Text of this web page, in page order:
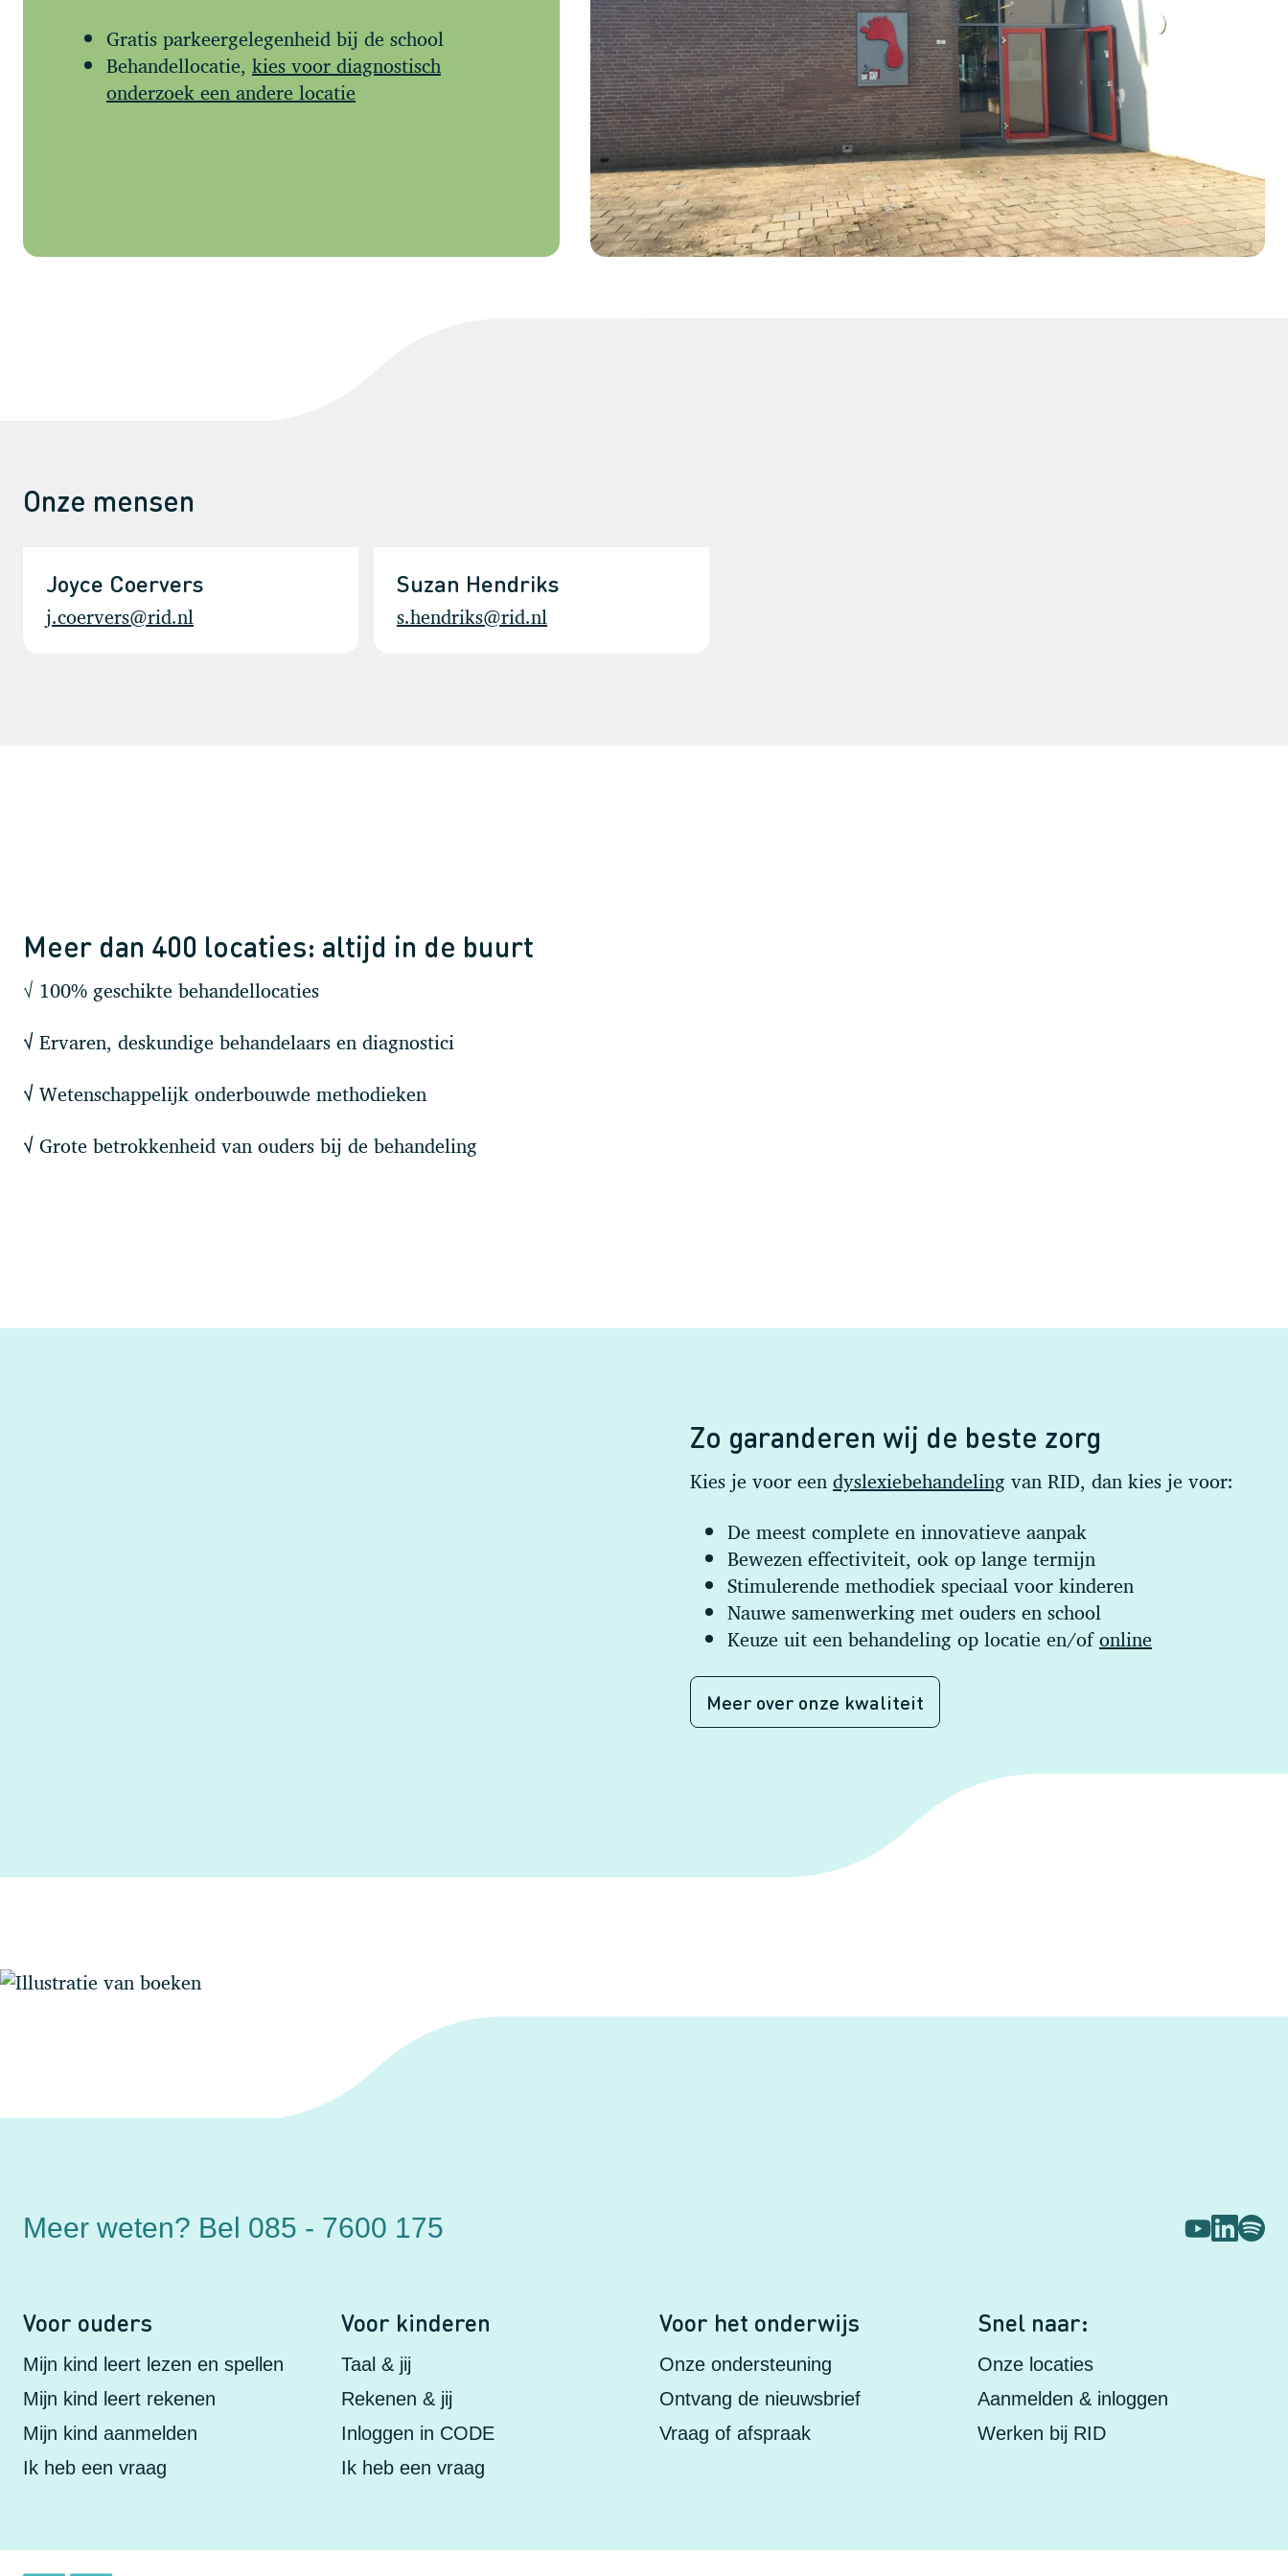
Gratis parkeergelegenheid bij de school
Behandellocatie, kies voor diagnostisch
onderzoek een andere locatie
Onze mensen
Joyce Coervers
j.coervers@rid.nl
Suzan Hendriks
s.hendriks@rid.nl
Meer dan 400 locaties: altijd in de buurt
√ 100% geschikte behandellocaties
√ Ervaren, deskundige behandelaars en diagnostici
√ Wetenschappelijk onderbouwde methodieken
√ Grote betrokkenheid van ouders bij de behandeling
Zo garanderen wij de beste zorg
Kies je voor eendyslexiebehandelingvan RID, dan kies je voor:
De meest complete en innovatieve aanpak
Bewezen effectiviteit, ook op lange termijn
Stimulerende methodiek speciaal voor kinderen
Nauwe samenwerking met ouders en school
Keuze uit een behandeling op locatie en/ofonline
Meer over onze kwaliteit
Meer weten? Bel 085 - 7600 175
Voor ouders
Mijn kind leert lezen en spellen
Mijn kind leert rekenen
Mijn kind aanmelden
Ik heb een vraag
Voor kinderen
Taal & jij
Rekenen & jij
Inloggen in CODE
Ik heb een vraag
Voor het onderwijs
Onze ondersteuning
Ontvang de nieuwsbrief
Vraag of afspraak
Snel naar:
Onze locaties
Aanmelden & inloggen
Werken bij RID